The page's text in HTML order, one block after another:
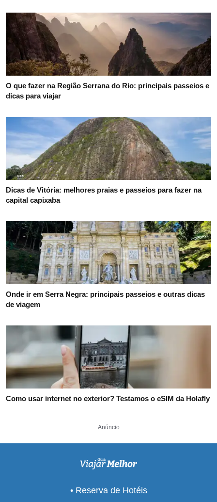
O que fazer na Região Serrana do Rio: principais passeios e
dicas para viajar
Dicas de Vitória: melhores praias e passeios para fazer na
capital capixaba
Onde ir em Serra Negra: principais passeios e outras dicas
de viagem
Como usar internet no exterior? Testamos o eSIM da Holafly
Anúncio
• Reserva de Hotéis